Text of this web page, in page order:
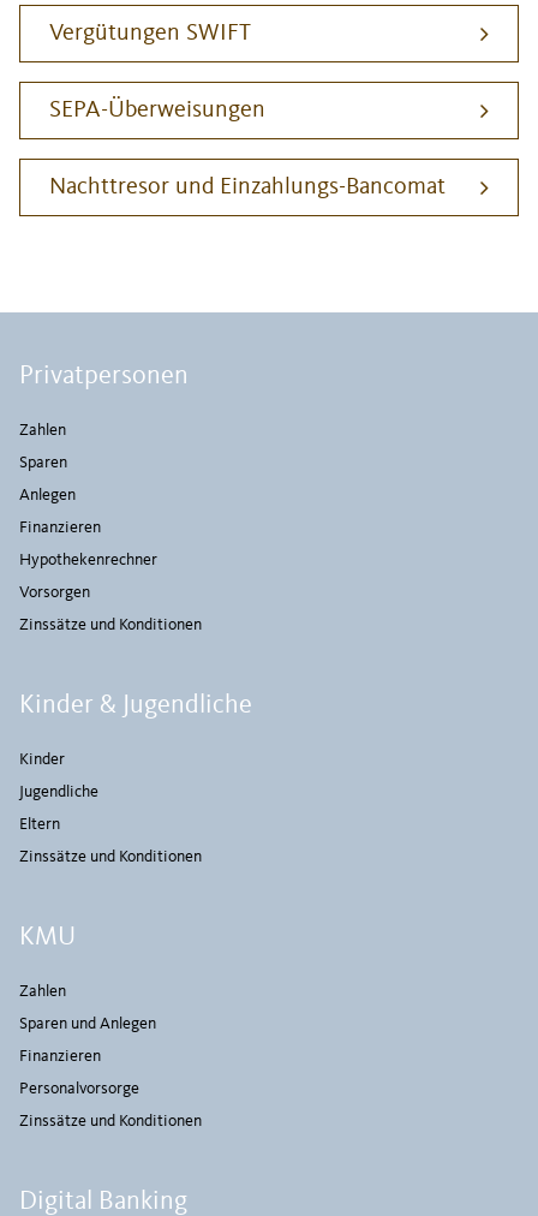
Vergütungen SWIFT
SEPA-Überweisungen
Nachttresor und Einzahlungs-Bancomat
Privatpersonen
Zahlen
Sparen
Anlegen
Finanzieren
Hypothekenrechner
Vorsorgen
Zinssätze und Konditionen
Kinder & Jugendliche
Kinder
Jugendliche
Eltern
Zinssätze und Konditionen
KMU
Zahlen
Sparen und Anlegen
Finanzieren
Personalvorsorge
Zinssätze und Konditionen
Digital Banking